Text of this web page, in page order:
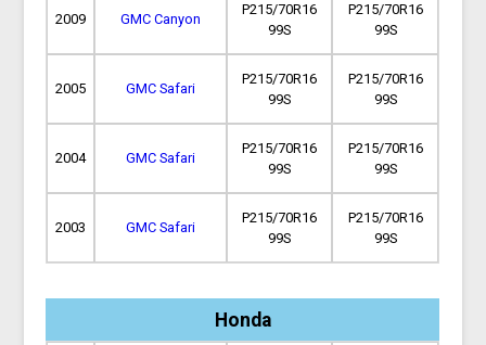
2009 GMC Canyon
P215/70R16
99S
P215/70R16
99S
2005 GMC Safari
P215/70R16
99S
P215/70R16
99S
2004 GMC Safari
P215/70R16
99S
P215/70R16
99S
2003 GMC Safari
P215/70R16
99S
P215/70R16
99S
Honda